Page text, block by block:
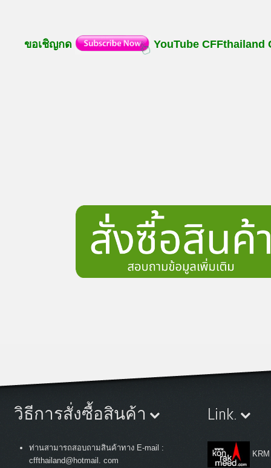
ขอเชิญกด YouTube CFFthailand
วิธีการสั่งซื้อสินค้า
ท่านสามารถสอบถามสินค้าทาง E-mail :
cffthailand@hotmail. com
Link.
KRM